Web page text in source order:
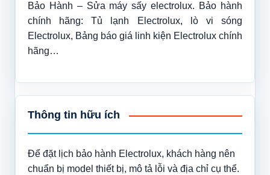
Bảo Hành – Sửa máy sấy electrolux. Bảo hành
chính hãng: Tủ lạnh Electrolux, lò vi sóng
Electrolux, Bảng báo giá linh kiện Electrolux chính
hãng…
Thông tin hữu ích
Để đặt lịch bảo hành Electrolux, khách hàng nên
chuẩn bị model thiết bị, mô tả lỗi và địa chỉ cụ thể.